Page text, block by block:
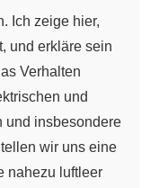
Ich zeige hier,
und erkläre sein
Verhalten
und
und insbesondere
wir uns eine
nahezu luftleer